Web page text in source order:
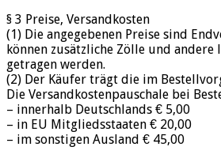
§ 3 Preise, Versandkosten
(1) Die angegebenen Preise sind
können zusätzliche Zölle und
getragen werden.
(2) Der Käufer trägt die im
Die Versandkostenpauschale bei
– innerhalb Deutschlands € 5,00
– in EU Mitgliedsstaaten € 20,00
– im sonstigen Ausland € 45,00